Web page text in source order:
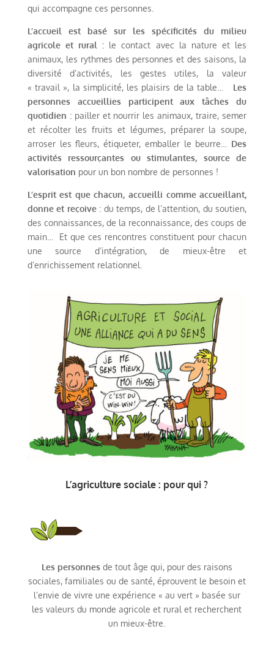
qui accompagne ces personnes.
L’accueil est basé sur les spécificités du milieu
agricole et rural : le contact avec la nature et les
animaux, les rythmes des personnes et des saisons, la
diversité d’activités, les gestes utiles, la valeur
« travail », la simplicité, les plaisirs de la table… Les
personnes accueillies participent aux tâches du
quotidien : pailler et nourrir les animaux, traire, semer
et récolter les fruits et légumes, préparer la soupe,
arroser les fleurs, étiqueter, emballer le beurre… Des
activités ressourçantes ou stimulantes, source de
valorisation pour un bon nombre de personnes !
L’esprit est que chacun, accueilli comme accueillant,
donne et reçoive: du temps, de l’attention, du soutien,
des connaissances, de la reconnaissance, des coups de
main… Et que ces rencontres constituent pour chacun
une source d’intégration, de mieux-être et
d’enrichissement relationnel.
L’agriculture sociale : pour qui ?
Les personnes de tout âge qui, pour des raisons
sociales, familiales ou de santé, éprouvent le besoin et
l’envie de vivre une expérience « au vert » basée sur
les valeurs du monde agricole et rural et recherchent
un mieux-être.